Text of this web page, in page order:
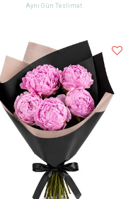
Aynı Gün Teslimat